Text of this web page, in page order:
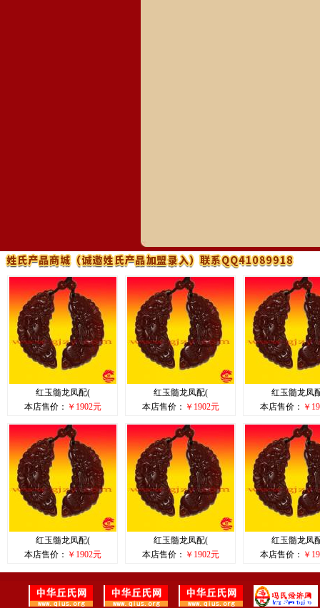
红玉髓龙凤配(
本店售价： ￥1902元
红玉髓龙凤配(
本店售价： ￥1902元
红玉髓龙凤
本店售价： ￥
红玉髓龙凤配(
本店售价： ￥1902元
红玉髓龙凤配(
本店售价： ￥1902元
红玉髓龙凤
本店售价： ￥